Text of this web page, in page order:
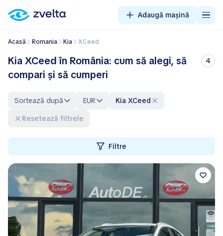
Adaugă mașină
Acasă Romania Kia XCeed
Kia XCeed în România: cum să alegi, să
compari și să cumperi
4
Sortează după EUR
Kia XCeed
Resetează filtrele
Filtre